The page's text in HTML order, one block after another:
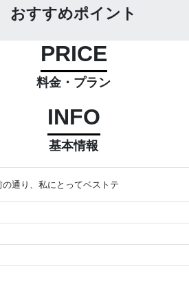
おすすめポイント
PRICE
料金・プラン
INFO
基本情報
の通り、私にとってベストテ